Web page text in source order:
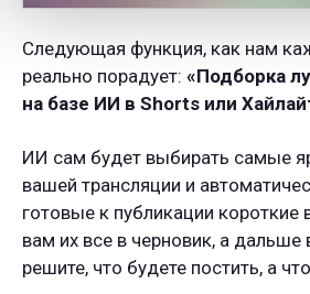
Следующая функция, как нам
реально порадует: «Подборка
на базе ИИ в Shorts или
ИИ сам будет выбирать самые
вашей трансляции и
готовые к публикации короткие
вам их все в черновик, а
решите, что будете постить, а